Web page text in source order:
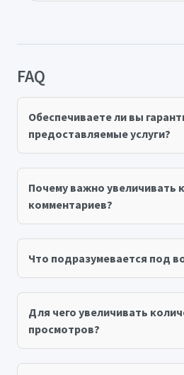
FAQ
Обеспечиваете ли вы
предоставляемые услуги?
Почему важно увеличивать
комментариев?
Что подразумевается под
Для чего увеличивать
просмотров?